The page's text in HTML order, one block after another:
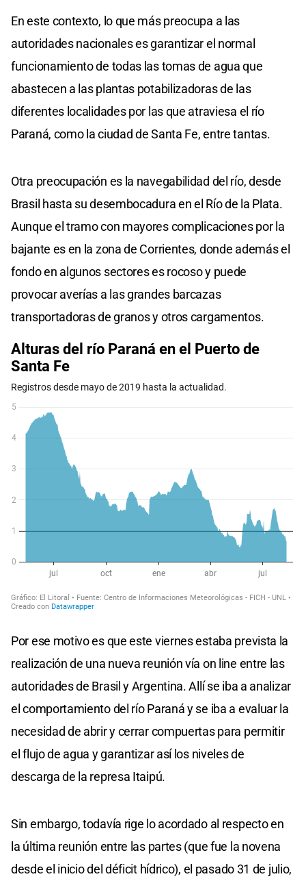
En este contexto, lo que más preocupa a las
autoridades nacionales es garantizar el normal
funcionamiento de todas las tomas de agua que
abastecen a las plantas potabilizadoras de las
diferentes localidades por las que atraviesa el río
Paraná, como la ciudad de Santa Fe, entre tantas.
Otra preocupación es la navegabilidad del río, desde
Brasil hasta su desembocadura en el Río de la Plata.
Aunque el tramo con mayores complicaciones por la
bajante es en la zona de Corrientes, donde además el
fondo en algunos sectores es rocoso y puede
provocar averías a las grandes barcazas
transportadoras de granos y otros cargamentos.
Por ese motivo es que este viernes estaba prevista la
realización de una nueva reunión vía on line entre las
autoridades de Brasil y Argentina. Allí se iba a analizar
el comportamiento del río Paraná y se iba a evaluar la
necesidad de abrir y cerrar compuertas para permitir
el flujo de agua y garantizar así los niveles de
descarga de la represa Itaipú.
Sin embargo, todavía rige lo acordado al respecto en
la última reunión entre las partes (que fue la novena
desde el inicio del déficit hídrico), el pasado 31 de julio,